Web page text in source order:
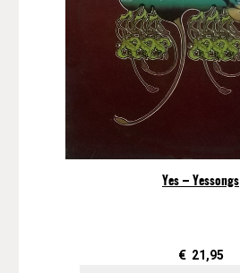
Yes – Yessongs
€ 21,95